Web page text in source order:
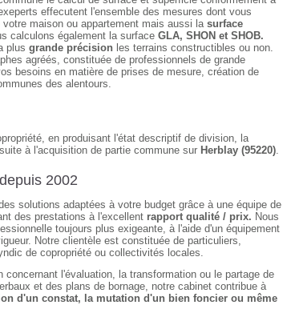
effecutent l'ensemble des mesures dont vous
maison ou appartement mais aussi la surface
calculons également la surface GLA, SHON et SHOB.
plus grande précision les terrains constructibles ou non.
agréés, constituée de professionnels de grande
besoins en matière de prises de mesure, création de
des alentours.
en produisant l'état descriptif de division, la
à l'acquisition de partie commune sur Herblay (95220).
2002
solutions adaptées à votre budget grâce à une équipe de
des prestations à l'excellent rapport qualité / prix. Nous
toujours plus exigeante, à l'aide d'un équipement
Notre clientèle est constituée de particuliers,
de copropriété ou collectivités locales.
concernant l'évaluation, la transformation ou le partage de
et des plans de bornage, notre cabinet contribue à
d'un constat, la mutation d'un bien foncier ou même